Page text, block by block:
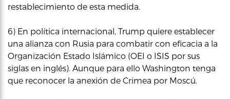
restablecimiento de esta medida.
6) En política internacional, Trump quiere establecer
una alianza con Rusia para combatir con eficacia a la
Organización Estado Islámico (OEI o ISIS por sus
siglas en inglés). Aunque para ello Washington tenga
que reconocer la anexión de Crimea por Moscú.